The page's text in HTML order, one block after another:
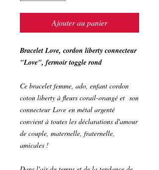
Ajouter au panier
Bracelet Love, cordon liberty connecteur
"Love", fermoir toggle rond
Ce bracelet femme, ado, enfant cordon
coton liberty à fleurs corail-orangé et son
connecteur Love en métal argenté
convient à toutes les déclarations d'amour
de couple, maternelle, fraternelle,
amicales !